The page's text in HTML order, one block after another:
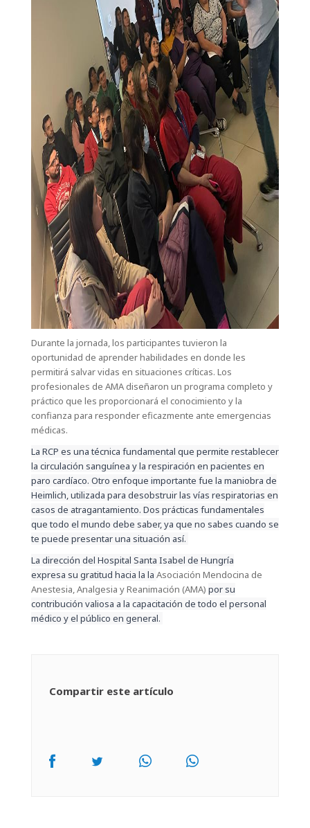
Durante la jornada, los participantes tuvieron la
oportunidad de aprender habilidades en donde les
permitirá salvar vidas en situaciones críticas. Los
profesionales de AMA diseñaron un programa completo y
práctico que les proporcionará el conocimiento y la
confianza para responder eficazmente ante emergencias
médicas.
La RCP es una técnica fundamental que permite restablecer
la circulación sanguínea y la respiración en pacientes en
paro cardíaco. Otro enfoque importante fue la maniobra de
Heimlich, utilizada para desobstruir las vías respiratorias en
casos de atragantamiento. Dos prácticas fundamentales
que todo el mundo debe saber, ya que no sabes cuando se
te puede presentar una situación así.
La dirección del Hospital Santa Isabel de Hungría
expresa su gratitud hacia la la Asociación Mendocina de
Anestesia, Analgesia y Reanimación (AMA) por su
contribución valiosa a la capacitación de todo el personal
médico y el público en general.
Compartir este artículo